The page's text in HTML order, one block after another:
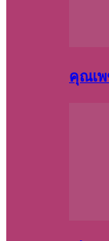
คุณเพ